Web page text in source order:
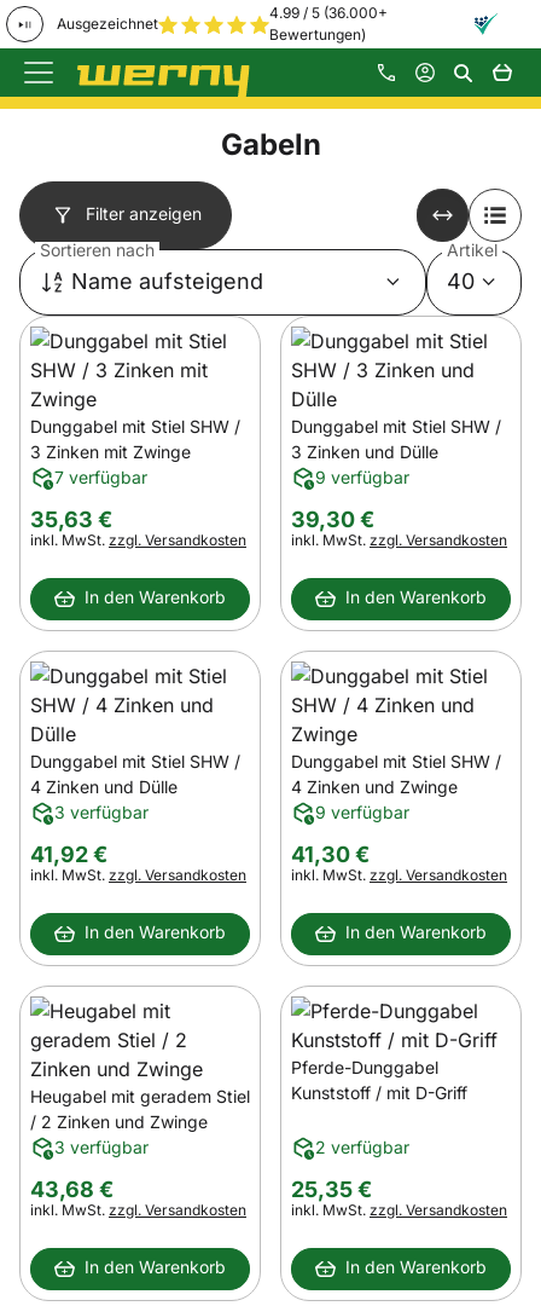
Ausgezeichnet
4.99 / 5 (36.000+
Bewertungen)
Zum Hauptinhalt springen
Gabeln
Filter anzeigen
Sortieren nach
Name aufsteigend
Artikel
40
Dunggabel mit Stiel SHW /
3 Zinken mit Zwinge
7 verfügbar
35,63 €
Steuerhinweis:
inkl. MwSt. zzgl. Versandkosten
In den Warenkorb
Dunggabel mit Stiel SHW /
3 Zinken und Dülle
9 verfügbar
39,30€
Steuerhinweis:
inkl. MwSt. zzgl. Versandkosten
In den Warenkorb
Dunggabel mit Stiel SHW /
4 Zinken und Dülle
3 verfügbar
41,92€
Steuerhinweis:
inkl. MwSt. zzgl. Versandkosten
In den Warenkorb
Dunggabel mit Stiel SHW /
4 Zinken und Zwinge
9 verfügbar
41,30€
Steuerhinweis:
inkl. MwSt. zzgl. Versandkosten
In den Warenkorb
Heugabel mit geradem Stiel
/ 2 Zinken und Zwinge
3 verfügbar
43,68 €
Steuerhinweis:
inkl. MwSt. zzgl. Versandkosten
In den Warenkorb
Pferde-Dunggabel
Kunststoff / mit D-Griff
2 verfügbar
25,35€
Steuerhinweis:
inkl. MwSt. zzgl. Versandkosten
In den Warenkorb